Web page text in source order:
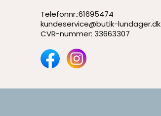
Telefonnr.:61695474
kundeservice@butik-lundager.dk
CVR-nummer: 33663307